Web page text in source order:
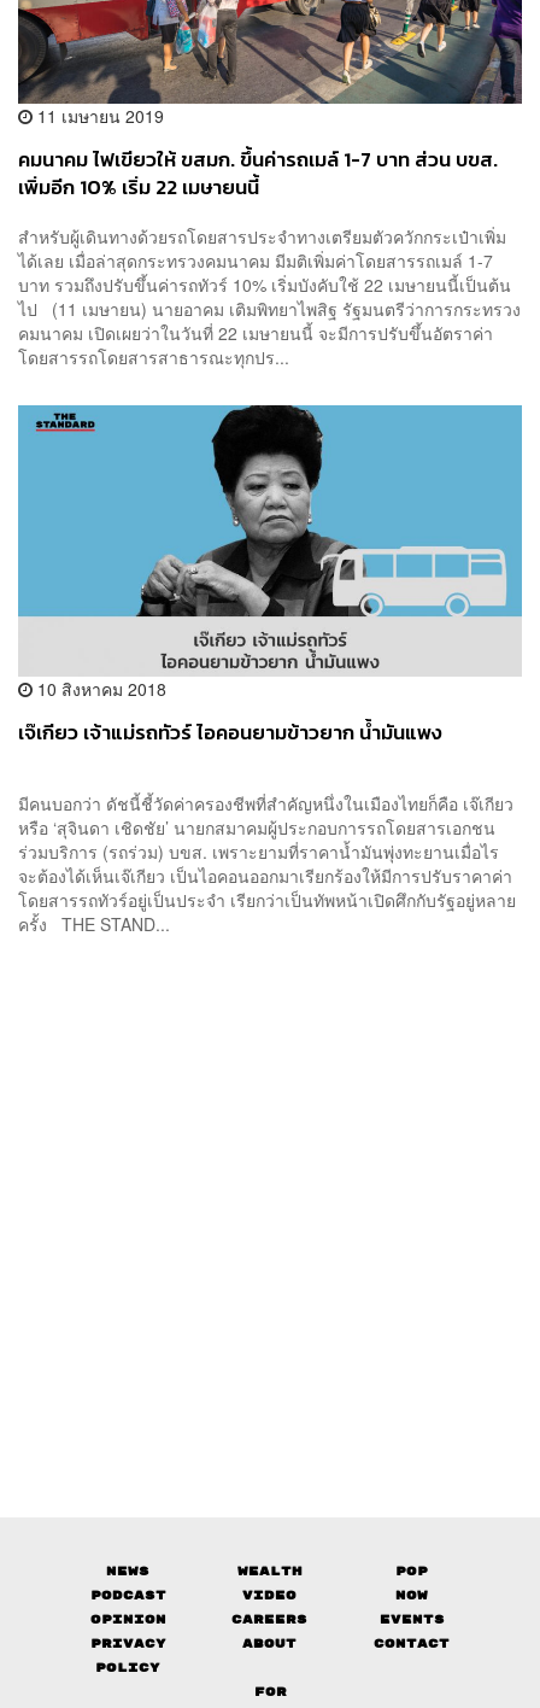
11 เมษายน 2019
คมนาคม ไฟเขียวให้ ขสมก. ขึ้นค่ารถเมล์ 1-7 บาท ส่วน บขส.
เพิ่มอีก 10% เริ่ม 22 เมษายนนี้
สำหรับผู้เดินทางด้วยรถโดยสารประจำทางเตรียมตัวควักกระเป๋าเพิ่ม
ได้เลย เมื่อล่าสุดกระทรวงคมนาคม มีมติเพิ่มค่าโดยสารรถเมล์ 1-7
บาท รวมถึงปรับขึ้นค่ารถทัวร์ 10% เริ่มบังคับใช้ 22 เมษายนนี้เป็นต้น
ไป (11 เมษายน) นายอาคม เติมพิทยาไพสิฐ รัฐมนตรีว่าการกระทรวง
คมนาคม เปิดเผยว่าในวันที่ 22 เมษายนนี้ จะมีการปรับขึ้นอัตราค่า
โดยสารรถโดยสารสาธารณะทุกปร...
10 สิงหาคม 2018
เจ๊เกียว เจ้าแม่รถทัวร์ ไอคอนยามข้าวยาก น้ำมันแพง
มีคนบอกว่า ดัชนี้ชี้วัดค่าครองชีพที่สำคัญหนึ่งในเมืองไทยก็คือ เจ๊เกียว
หรือ ‘สุจินดา เชิดชัย’ นายกสมาคมผู้ประกอบการรถโดยสารเอกชน
ร่วมบริการ (รถร่วม) บขส. เพราะยามที่ราคาน้ำมันพุ่งทะยานเมื่อไร
จะต้องได้เห็นเจ๊เกียว เป็นไอคอนออกมาเรียกร้องให้มีการปรับราคาค่า
โดยสารรถทัวร์อยู่เป็นประจำ เรียกว่าเป็นทัพหน้าเปิดศึกกับรัฐอยู่หลาย
ครั้ง THE STAND...
News Wealth
Pop
Podcast
Video
Now
Opinion
Careers
Events
Privacy
Policy
About Contact
FOR